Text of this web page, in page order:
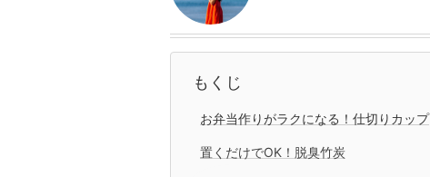
もくじ
お弁当作りがラクになる！仕切りカップ
置くだけでOK！脱臭竹炭